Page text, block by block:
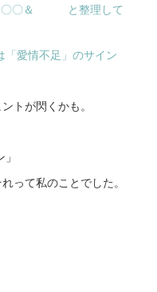
＆〇〇＆ と整理して
「愛情不足」のサイン
トが閃くかも。
って私のことでした。